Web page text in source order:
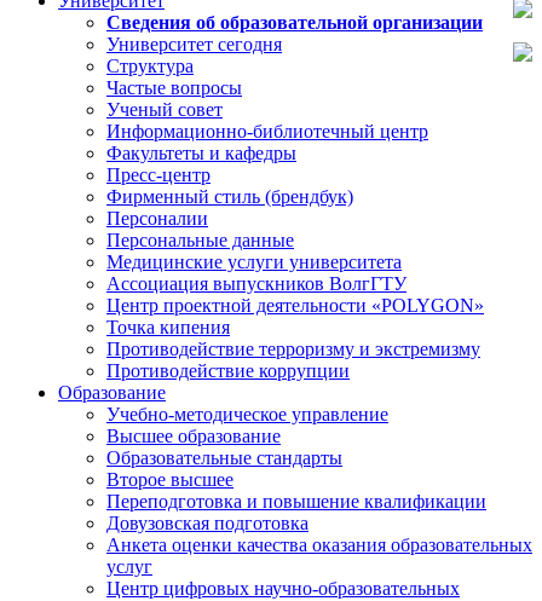
Сведения об образовательной организации
Университет сегодня
Структура
Частые вопросы
Ученый совет
Информационно-библиотечный центр
Факультеты и кафедры
Пресс-центр
Фирменный стиль (брендбук)
Персоналии
Персональные данные
Медицинские услуги университета
Ассоциация выпускников ВолгГТУ
Центр проектной деятельности «POLYGON»
Точка кипения
Противодействие терроризму и экстремизму
Противодействие коррупции
Образование
Учебно-методическое управление
Высшее образование
Образовательные стандарты
Второе высшее
Переподготовка и повышение квалификации
Довузовская подготовка
Анкета оценки качества оказания образовательных
услуг
Центр цифровых научно-образовательных